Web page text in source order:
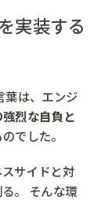
実装する
葉は、エンジ
烈な自負と
でした。
サイドと対
。 そんな環